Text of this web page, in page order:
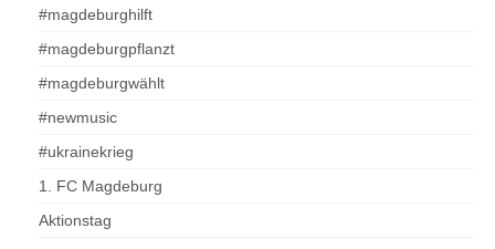
#magdeburghilft
#magdeburgpflanzt
#magdeburgwählt
#newmusic
#ukrainekrieg
1. FC Magdeburg
Aktionstag